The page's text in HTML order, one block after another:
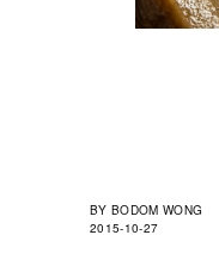
BY BODOM WONG
2015-10-27